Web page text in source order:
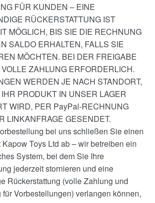
FÜR KUNDEN – EINE
RÜCKERSTATTUNG IST
MÖGLICH, BIS SIE DIE RECHNUNG
SALDO ERHALTEN, FALLS SIE
MÖCHTEN. BEI DER FREIGABE
ZAHLUNG ERFORDERLICH.
WERDEN JE NACH STANDORT,
PRODUKT IN UNSER LAGER
WIRD, PER PayPal-RECHNUNG
LINKANFRAGE GESENDET.
bei uns schließen Sie einen
Kapow Toys Ltd ab – wir betreiben ein
System, bei dem Sie Ihre
jederzeit stornieren und eine
Rückerstattung (volle Zahlung und
Vorbestellungen) verlangen können,